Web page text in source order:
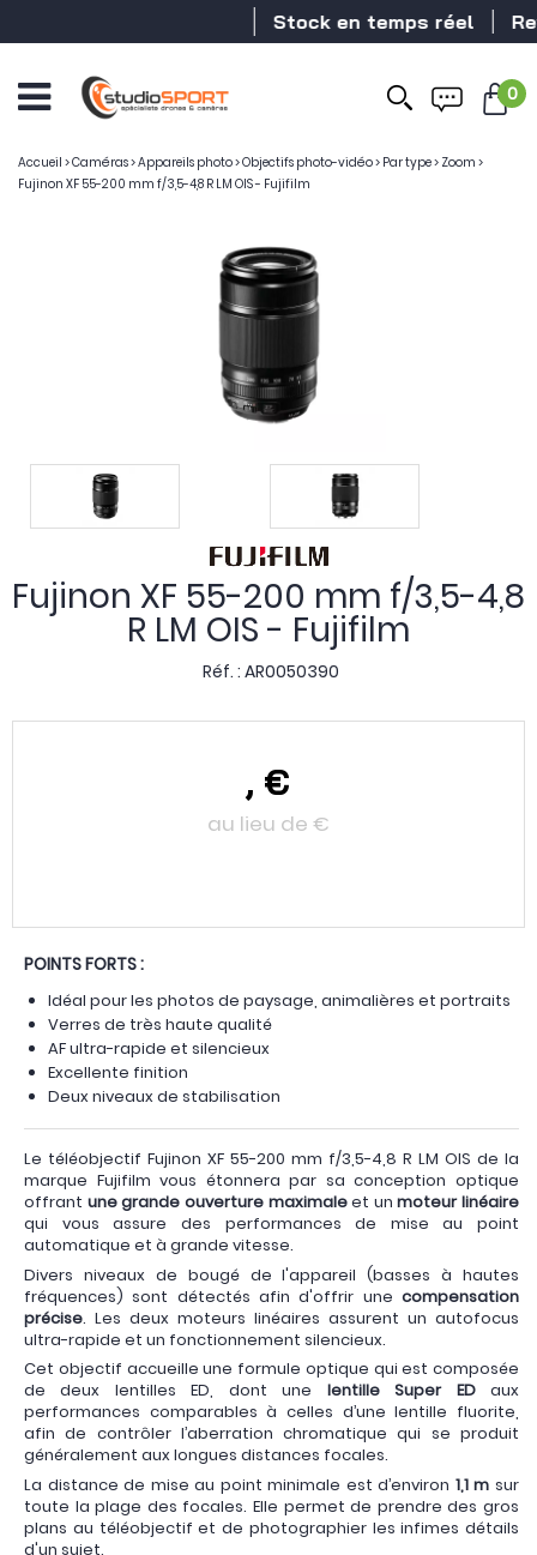
Stock en temps réel
0
Accueil >Caméras>Appareils photo>Objectifs photo-vidéo> Par type> Zoom >
Fujinon XF 55-200 mm f/3,5-4,8 R LM OIS - Fujifilm
Fujinon XF 55-200 mm f/3,5-4,8
R LM OIS - Fujifilm
Réf. : AR0050390
, €
au lieu de €
POINTS FORTS :
Idéal pour les photos de paysage, animalières et portraits
Verres de très haute qualité
AF ultra-rapide et silencieux
Excellente finition
Deux niveaux de stabilisation
Le téléobjectif Fujinon XF 55-200 mm f/3,5-4,8 R LM OIS de la
marque Fujifilm vous étonnera par sa conception optique
offrant une grande ouverture maximaleet unmoteur linéaire
qui vous assure des performances de mise au point
automatique et à grande vitesse.
Divers niveaux de bougé de l'appareil (basses à hautes
fréquences) sont détectés afin d'offrir une compensation
précise. Les deux moteurs linéaires assurent un autofocus
ultra-rapide et un fonctionnement silencieux.
Cet objectif accueille une formule optique qui est composée
de deux lentilles ED, dont une lentille Super EDaux
performances comparables à celles d’une lentille fluorite,
afin de contrôler l’aberration chromatique qui se produit
généralement aux longues distances focales.
La distance de mise au point minimale est d’environ 1,1 m sur
toute la plage des focales. Elle permet de prendre des gros
plans au téléobjectif et de photographier les infimes détails
d'un sujet.